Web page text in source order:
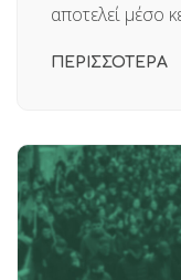
αποτελεί μέσο
ΠΕΡΙΣΣΟΤΕΡΑ